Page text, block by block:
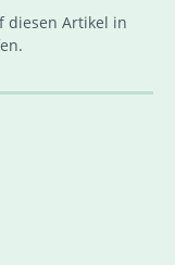
diesen Artikel in